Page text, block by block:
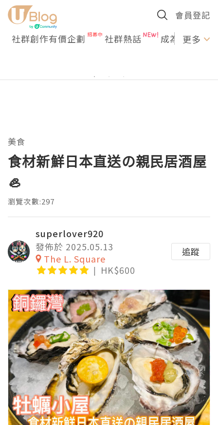
會員登記
社群創作有價企劃 社群熱話 成為U更多
美食
食材新鮮日本直送の親民居酒屋
🦪
瀏覽次數:297
superlover920
發佈於 2025.05.13
The L. Square
HK$600
追蹤